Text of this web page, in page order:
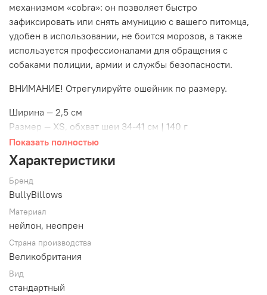
механизмом «cobra»: он позволяет быстро
зафиксировать или снять амуницию с вашего питомца,
удобен в использовании, не боится морозов, а также
используется профессионалами для обращения с
собаками полиции, армии и службы безопасности.
ВНИМАНИЕ! Отрегулируйте ошейник по размеру.
Ширина — 2,5 см
Размер — XS, обхват шеи 34-41 см | 140 г
внимание на ширину стропы и вес изделия, чтобы точно
подобрать подходящий вариант. Этот ошейник мы
рекомендуем для щенков и средних пород собак.
Ошейник Combat BullyBillows
функциональный.
Сделан из нейлона, прошит тройной строчкой и
оснащен крепким, 6-миллиметровым креплением для
поводка из нержавеющей стали. Конструкция ошейника
позволяет с точностью отрегулировать необходимый
Показать полностью
Характеристики
Бренд
BullyBillows
Материал
нейлон, неопрен
Страна производства
Великобритания
Вид
стандартный